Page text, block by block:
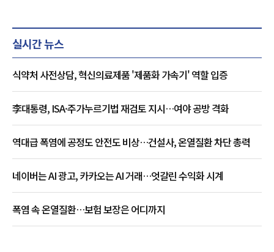
실시간 뉴스
식약처 사전상담, 혁신의료제품 '제품화 가속기' 역할 입증
李대통령, ISA·주가누르기법 재검토 지시…여야 공방 격화
역대급 폭염에 공정도 안전도 비상…건설사, 온열질환 차단 총력
네이버는 AI 광고, 카카오는 AI 거래…엇갈린 수익화 시계
폭염 속 온열질환…보험 보장은 어디까지